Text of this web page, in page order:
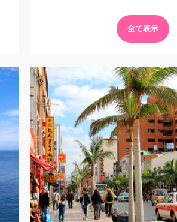
全て表示